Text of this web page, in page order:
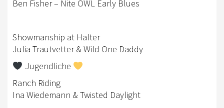
LOGIN
KONTAKT
IMPRESSUM
Ben Fisher – Nite OWL Early Blues
Showmanship at Halter
Julia Trautvetter & Wild One Daddy
Jugendliche
Ranch Riding
Ina Wiedemann & Twisted Daylight